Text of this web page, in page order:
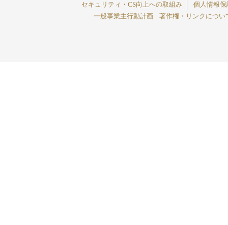
セキュリティ・CS向上への取組み
個人情報保
一般事業主行動計画
著作権・リンクについ